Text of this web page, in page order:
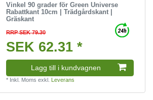
Vinkel 90 grader för Green Universe
Rabattkant 10cm | Trädgårdskant |
Gräskant
RRP SEK 79.30
SEK 62.31 *
Lagg till i kundvagnen
* Inkl. Moms exkl. Leverans